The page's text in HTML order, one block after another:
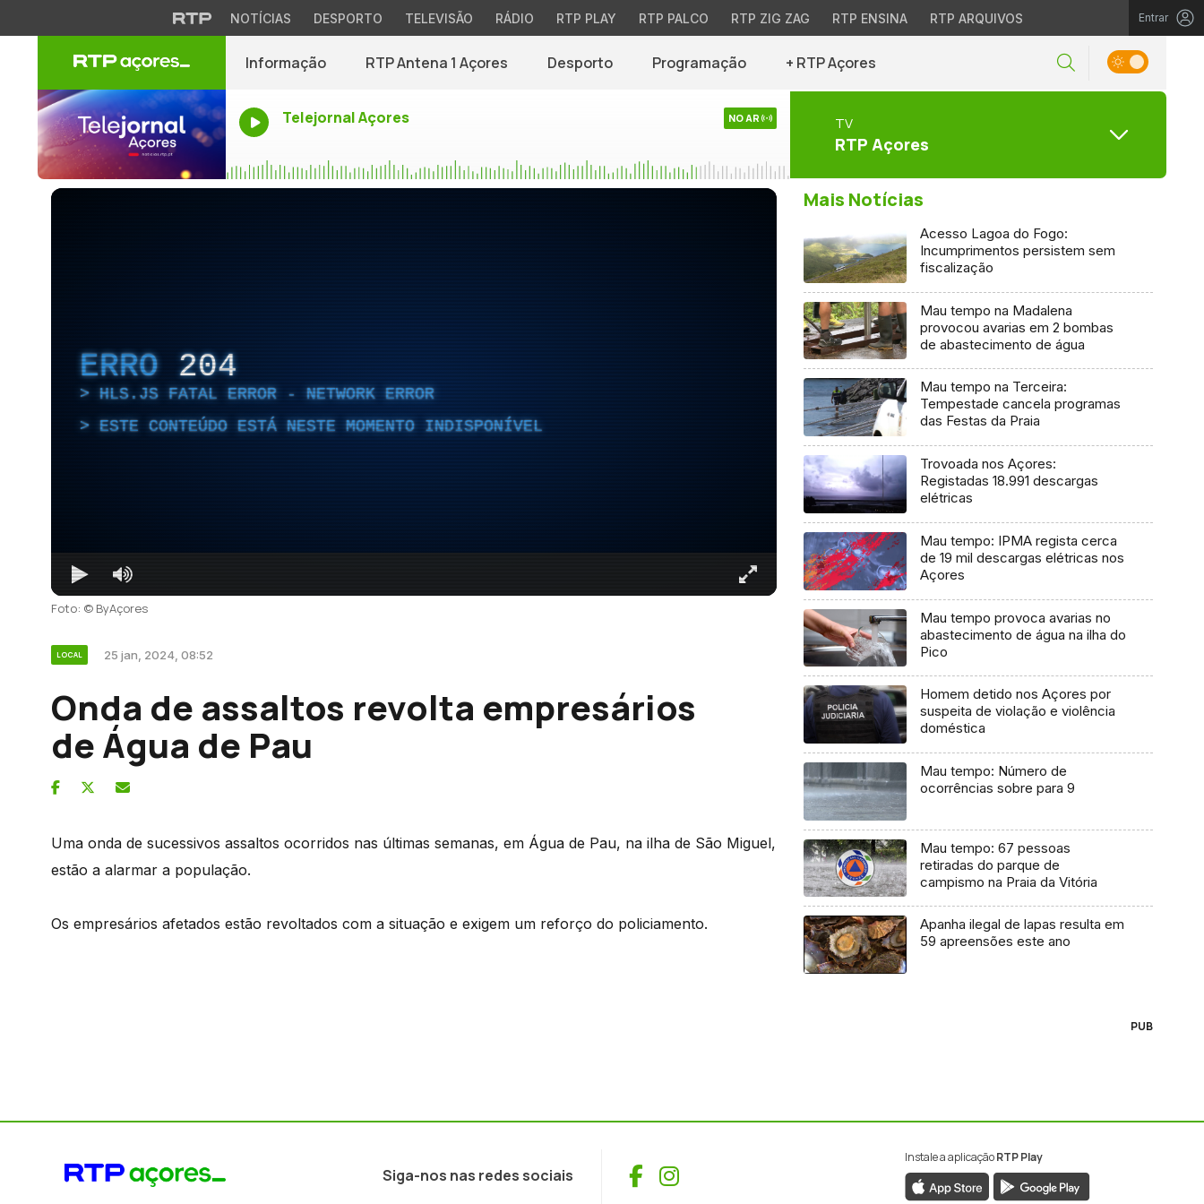
NOTÍCIAS DESPORTO TELEVISÃO RÁDIO RTP PLAY RTP PALCO RTP ZIG ZAG RTP ENSINA RTP ARQUIVOS Entrar
Informação RTP Antena 1 Açores Desporto Programação + RTP Açores
Telejornal Açores NO AR TV
RTP Açores
ERRO 204
HLS.JS FATAL ERROR - NETWORK ERROR
ESTE CONTEÚDO ESTÁ NESTE MOMENTO INDISPONÍVEL
Foto: © ByAçores
LOCAL 25 jan, 2024, 08:52
Onda de assaltos revolta empresários
de Água de Pau
Uma onda de sucessivos assaltos ocorridos nas últimas semanas, em Água de Pau, na ilha de São Miguel,
estão a alarmar a população.
Os empresários afetados estão revoltados com a situação e exigem um reforço do policiamento.
Mais Notícias
Acesso Lagoa do Fogo:
Incumprimentos persistem sem
fiscalização
Mau tempo na Madalena
provocou avarias em 2 bombas
de abastecimento de água
Mau tempo na Terceira:
Tempestade cancela programas
das Festas da Praia
Trovoada nos Açores:
Registadas 18.991 descargas
elétricas
Mau tempo: IPMA regista cerca
de 19 mil descargas elétricas nos
Açores
Mau tempo provoca avarias no
abastecimento de água na ilha do
Pico
Homem detido nos Açores por
suspeita de violação e violência
doméstica
Mau tempo: Número de
ocorrências sobre para 9
Mau tempo: 67 pessoas
retiradas do parque de
campismo na Praia da Vitória
Apanha ilegal de lapas resulta em
59 apreensões este ano
PUB
Siga-nos nas redes sociais Facebook
Instagram
Instale a aplicaçãoRTP Play